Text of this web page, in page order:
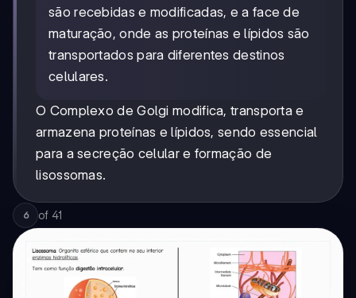
são recebidas e modificadas, e a face de
maturação, onde as proteínas e lípidos são
transportados para diferentes destinos
celulares.
O Complexo de Golgi modifica, transporta e
armazena proteínas e lípidos, sendo essencial
para a secreção celular e formação de
lisossomas.
6 of 41